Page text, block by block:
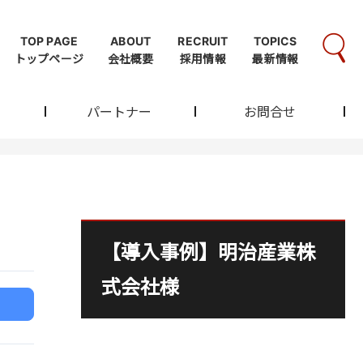
TOP PAGE
トップページ
ABOUT
会社概要
RECRUIT
採用情報
TOPICS
最新情報
パートナー お問合せ
【導入事例】明治産業株
式会社様